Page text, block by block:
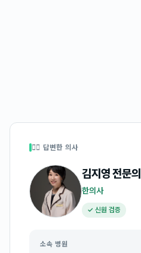
👩‍⚕️ 답변한 의사
김지영전문의
한의사
✓ 신원 검증
소속 병원